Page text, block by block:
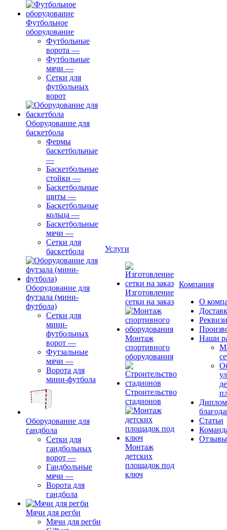
Футбольное
оборудование
Футбольные
ворота —
Футбольные
мячи —
Сетки для
футбольных
ворот
Оборудование для
баскетбола
Фермы
баскетбольные
—
Баскетбольные
стойки —
Баскетбольные
щиты —
Баскетбольные
кольца —
Баскетбольные
мячи —
Сетки для
баскетбола
Оборудование для
футзала (мини-
футбола)
Сетки для
мини-
футбольных
ворот —
Футзальные
мячи —
Ворота для
мини-футбола
Оборудование для
гандбола
Сетки для
гандбольных
ворот —
Гандбольные
мячи —
Ворота для
гандбола
Мячи для регби
Мячи для регби
Услуги
Изготовление
сетки на заказ
Монтаж
спортивного
оборудования
Строительство
стадионов
Монтаж
детских
площадок под
ключ
Компания
О
Наши
Статьи
Отзывы